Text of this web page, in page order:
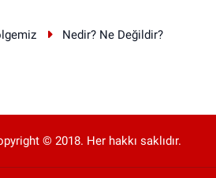
Nedir? Ne Değildir?
© 2018. Her hakkı saklıdır.